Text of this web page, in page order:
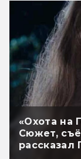
«Охота на
Сюжет,
рассказал